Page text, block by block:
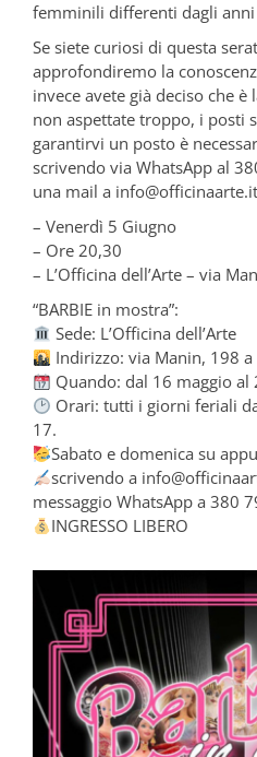
femminili differenti dagli anni
Se siete curiosi di questa
approfondiremo la
invece avete già deciso che è
non aspettate troppo, i posti
garantirvi un posto è
scrivendo via WhatsApp al
una mail a
– Venerdì 5 Giugno
– Ore 20,30
– L’Officina dell’Arte – via
“BARBIE in mostra”:
Sede: L’Officina dell’Arte
Indirizzo: via Manin, 198 a
Quando: dal 16 maggio al
Orari: tutti i giorni feriali
17.
Sabato e domenica su
scrivendo a
messaggio WhatsApp a 380
INGRESSO LIBERO